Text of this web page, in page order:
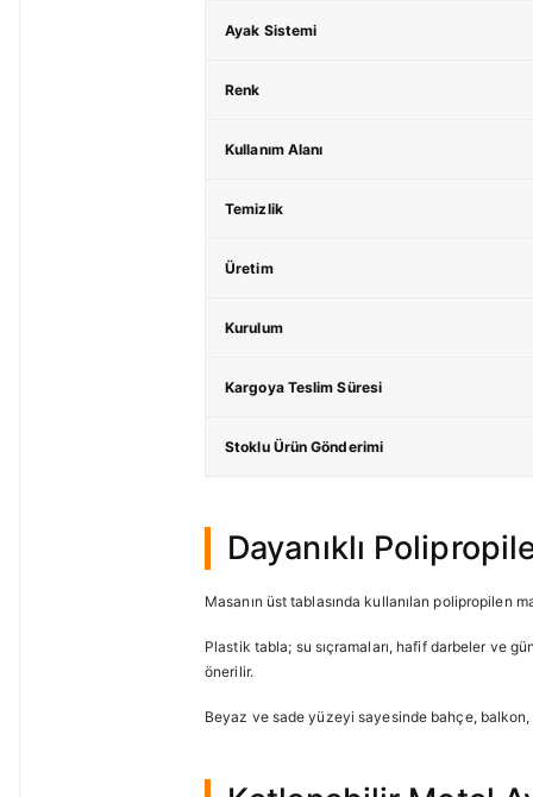
Ayak Sistemi
Renk
Kullanım Alanı
Temizlik
Üretim
Kurulum
Kargoya Teslim Süresi
Stoklu Ürün Gönderimi
Dayanıklı
Masanın üst tablasında kullanılan polipropilen
Plastik tabla; su sıçramaları, hafif darbeler ve
önerilir.
Beyaz ve sade yüzeyi sayesinde bahçe,